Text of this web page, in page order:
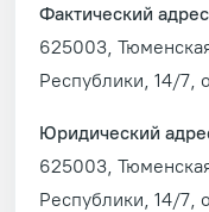
Фактический адрес
625003,
Республики, 14/7,
Юридический
625003,
Республики, 14/7,